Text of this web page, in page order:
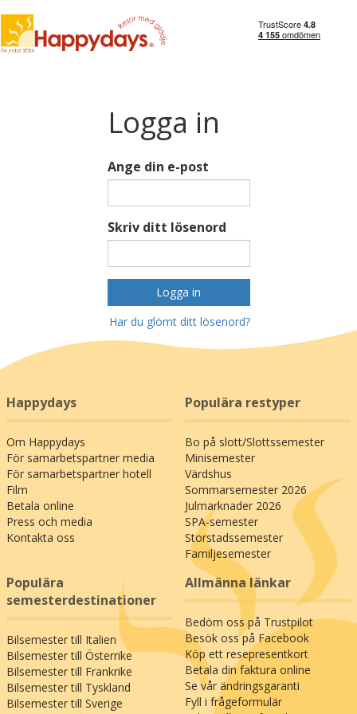
Logga in
Ange din e-post
Skriv ditt lösenord
Logga in
Har du glömt ditt lösenord?
Happydays
Om Happydays
För samarbetspartner media
För samarbetspartner hotell
Film
Betala online
Press och media
Kontakta oss
Populära restyper
Bo på slott/Slottssemester
Minisemester
Värdshus
Sommarsemester 2026
Julmarknader 2026
SPA-semester
Storstadssemester
Familjesemester
Populära
semesterdestinationer
Bilsemester till Italien
Bilsemester till Österrike
Bilsemester till Frankrike
Bilsemester till Tyskland
Bilsemester till Sverige
Allmänna länkar
Bedöm oss på Trustpilot
Besök oss på Facebook
Köp ett resepresentkort
Betala din faktura online
Se vår ändringsgaranti
Fyll i frågeformulär